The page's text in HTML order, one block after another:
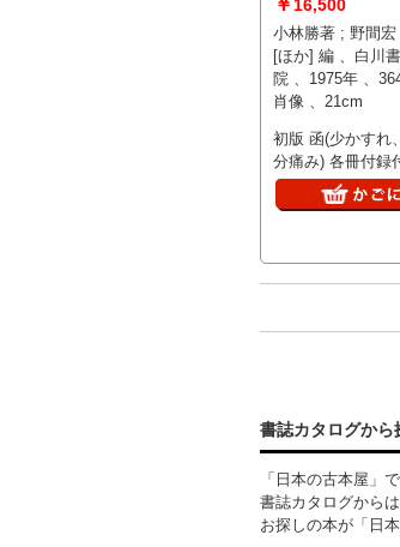
16,500
小林勝著 ; 野間宏
[ほか] 編 、白川書
院 、1975年 、364p
肖像 、21cm
初版 函(少かすれ
分痛み) 各冊付録
やけ
書誌カタログから
「日本の古本屋」
書誌カタログから
お探しの本が「日